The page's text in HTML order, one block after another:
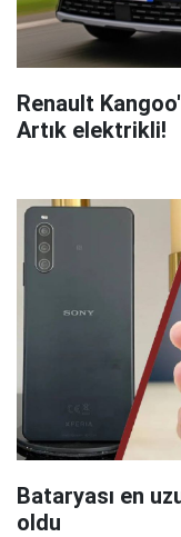
Renault
Artık elektrikli!
Bataryası en
oldu